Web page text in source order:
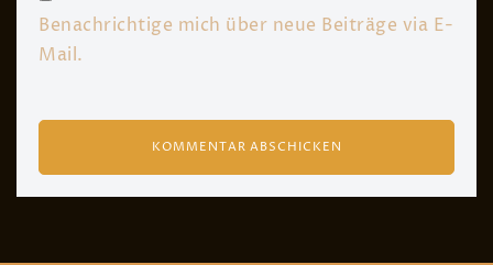
Benachrichtige mich über neue Beiträge via E-
Mail.